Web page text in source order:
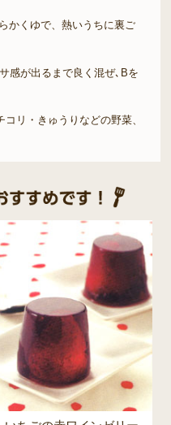
かくゆで、熱いうちに裏ご
感が出るまで良く混ぜ､Bを
リ・きゅうりなどの野菜、